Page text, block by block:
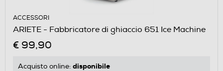
ACCESSORI
ARIETE - Fabbricatore di ghiaccio 651 Ice Machine
€ 99,90
Acquisto online: disponibile